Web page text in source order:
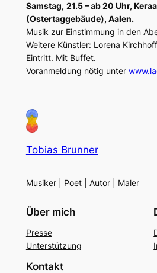
Samstag, 21.5 – ab 20 Uhr,
(Ostertaggebäude), Aalen.
Musik zur Einstimmung in den
Weitere Künstler: Lorena
Eintritt. Mit Buffet.
Voranmeldung nötig unter
Tobias Brunner
Musiker | Poet | Autor | Maler
Über mich
Presse
Unterstützung
Kontakt